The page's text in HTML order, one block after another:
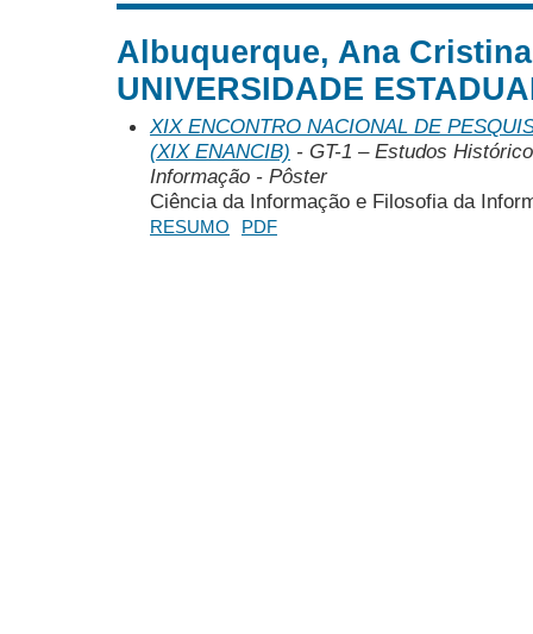
Albuquerque, Ana
UNIVERSIDADE
XIX ENCONTRO NACIONAL DE
(XIX ENANCIB) - GT-1 – Estudos
Informação - Pôster
Ciência da Informação e Filosofia da
RESUMO PDF